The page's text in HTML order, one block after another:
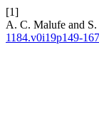
[1]
A. C. Malufe and S.
1184.v0i19p149-167